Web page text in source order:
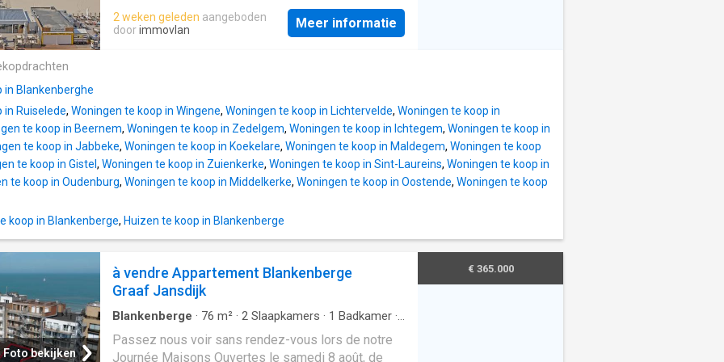
plein sud, cuisine ouverte, débarras, WC séparé, une
chambre spacieuse, salle de bains avec douche à
2 weken geleden aangeboden
doorimmovlan Meer informatie
in Blankenberghe
in Ruiselede, Woningen te koop in Wingene, Woningen te koop in Lichtervelde, Woningen te koop in
te koop in Beernem, Woningen te koop in Zedelgem, Woningen te koop in Ichtegem, Woningen te koop in
te koop in Jabbeke, Woningen te koop in Koekelare, Woningen te koop in Maldegem, Woningen te koop
te koop in Gistel , Woningen te koop in Zuienkerke, Woningen te koop in Sint-Laureins, Woningen te koop in
te koop in Oudenburg, Woningen te koop in Middelkerke, Woningen te koop in Oostende, Woningen te koop
koop in Blankenberge, Huizen te koop in Blankenberge
Foto bekijken
à vendre Appartement Blankenberge
Graaf Jansdijk
Blankenberge · 76 m² · 2 Slaapkamers · 1 Badkamer ·
Passez nous voir sans rendez-vous lors de notre
Journée Maisons Ouvertes le samedi 8 août, de
€ 365.000